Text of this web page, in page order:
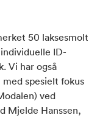
50 laksesmolt
ID-
Vi har også
spesielt fokus
ved
Mjelde Hanssen,